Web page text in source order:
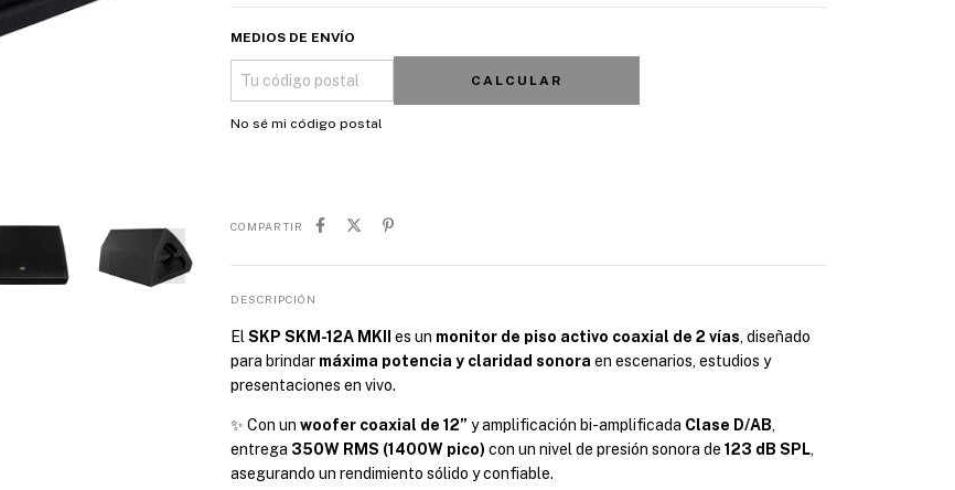
MEDIOS DE ENVÍO
CALCULAR
No sé mi código postal
COMPARTIR
DESCRIPCIÓN
El SKP SKM-12A MKII es un monitor de piso activo coaxial de 2 vías, diseñado
para brindar máxima potencia y claridad sonora en escenarios, estudios y
presentaciones en vivo.
✨ Con un woofer coaxial de 12” y amplificación bi-amplificada Clase D/AB,
entrega 350W RMS (1400W pico) con un nivel de presión sonora de 123 dB SPL,
asegurando un rendimiento sólido y confiable.